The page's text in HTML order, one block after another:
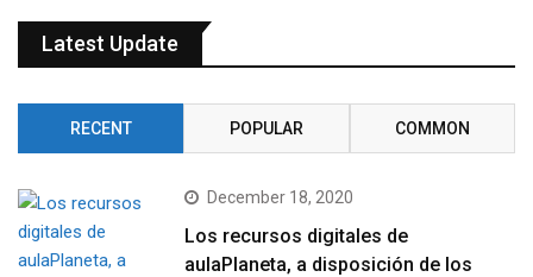
Latest Update
RECENT POPULAR COMMON
December 18, 2020
Los recursos digitales de
aulaPlaneta, a disposición de los